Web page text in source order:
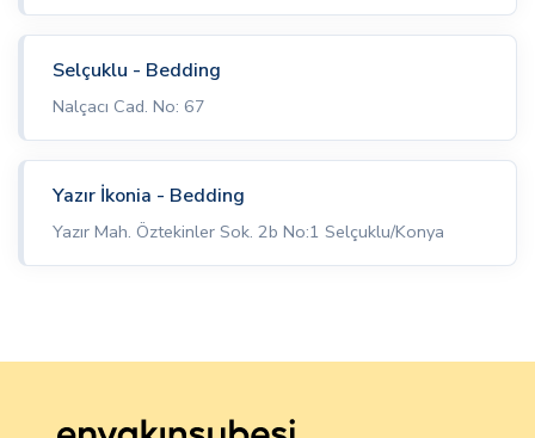
Selçuklu - Bedding
Nalçacı Cad. No: 67
Yazır İkonia - Bedding
Yazır Mah. Öztekinler Sok. 2b No:1 Selçuklu/Konya